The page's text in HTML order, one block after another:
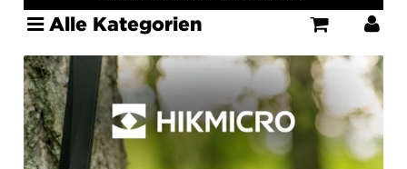
Alle Kategorien